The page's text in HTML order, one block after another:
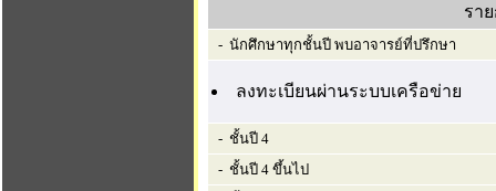
รา
- นักศึกษาทุกชั้นปี พบอาจารย์ที่ปรึกษา
ลงทะเบียนผ่านระบบเครือข่าย
- ชั้นปี 4
- ชั้นปี 4 ขึ้นไป